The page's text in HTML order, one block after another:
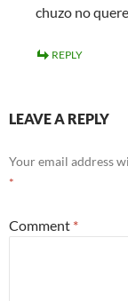
chuzo no
REPLY
LEAVE A REPLY
Your email address
*
Comment *